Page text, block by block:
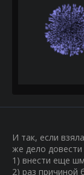
И так, если
же дело
1) внести еще
2) раз причиной